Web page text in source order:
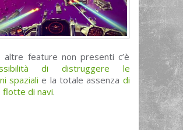
altre feature non presenti c’è
di distruggere le
spaziali e la totale assenza di
flotte di navi.